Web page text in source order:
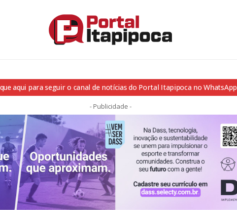
aqui para seguir o canal de notícias do Portal Itapipoca no WhatsApp
- Publicidade -